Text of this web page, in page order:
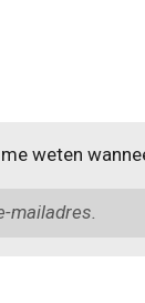
weten